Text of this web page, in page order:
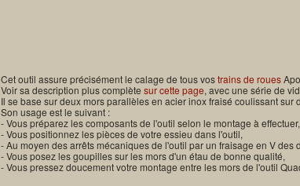
Cet outil assure précisément le calage de tous vostrains de roues
Voir sa description plus complète sur cette page, avec une série de
Il se base sur deux mors parallèles en acier inox fraisé coulissant sur
Son usage est le suivant :
- Vous préparez les composants de l'outil selon le montage à effectuer,
- Vous positionnez les pièces de votre essieu dans l'outil,
- Au moyen des arrêts mécaniques de l'outil par un fraisage en V
- Vous posez les goupilles sur les mors d'un étau de bonne qualité,
- Vous pressez doucement votre montage entre les mors de l'outil